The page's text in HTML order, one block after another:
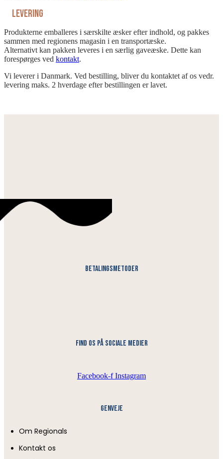
Levering
Produkterne emballeres i særskilte æsker efter indhold, og pakkes
sammen med regionens magasin i en transportæske.
Alternativt kan pakken leveres i en særlig gaveæske. Dette kan
forespørges ved kontakt.
Vi leverer i Danmark. Ved bestilling, bliver du kontaktet af os vedr.
levering maks. 2 hverdage efter bestillingen er lavet.
Betalingsmetoder
find os på sociale medier
Facebook-f Instagram
Genveje
Om Regionals
Kontakt os